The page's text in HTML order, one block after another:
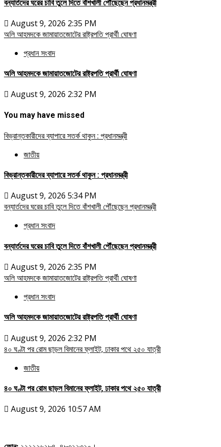
বন্যার্তদের ঘরের চাবি তুলে দিতে বাঁশখালী পৌঁছেছেন প্রধানমন্ত্রী
August 9, 2026 2:35 PM
অলি আহমদকে জামায়াতজোটের রাষ্ট্রপতি প্রার্থী ঘোষণা
প্রধান সংবাদ
অলি আহমদকে জামায়াতজোটের রাষ্ট্রপতি প্রার্থী ঘোষণা
August 9, 2026 2:32 PM
You may have missed
বিভ্রান্তকারীদের ব্যাপারে সতর্ক থাকুন : প্রধানমন্ত্রী
জাতীয়
বিভ্রান্তকারীদের ব্যাপারে সতর্ক থাকুন : প্রধানমন্ত্রী
August 9, 2026 5:34 PM
বন্যার্তদের ঘরের চাবি তুলে দিতে বাঁশখালী পৌঁছেছেন প্রধানমন্ত্রী
প্রধান সংবাদ
বন্যার্তদের ঘরের চাবি তুলে দিতে বাঁশখালী পৌঁছেছেন প্রধানমন্ত্রী
August 9, 2026 2:35 PM
অলি আহমদকে জামায়াতজোটের রাষ্ট্রপতি প্রার্থী ঘোষণা
প্রধান সংবাদ
অলি আহমদকে জামায়াতজোটের রাষ্ট্রপতি প্রার্থী ঘোষণা
August 9, 2026 2:32 PM
৪০ ঘণ্টা পর রোম ছাড়ল বিমানের ফ্লাইট, ঢাকার পথে ২৫০ যাত্রী
জাতীয়
৪০ ঘণ্টা পর রোম ছাড়ল বিমানের ফ্লাইট, ঢাকার পথে ২৫০ যাত্রী
August 9, 2026 10:57 AM